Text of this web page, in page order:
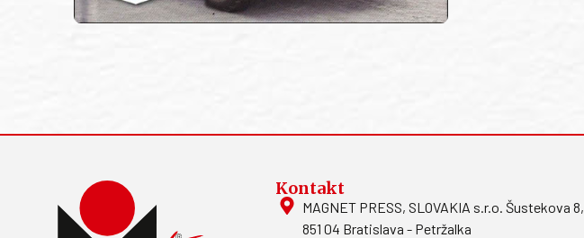
Kontakt
MAGNET PRESS, SLOVAKIA s.r.o. Šustekova 8,
851 04 Bratislava - Petržalka